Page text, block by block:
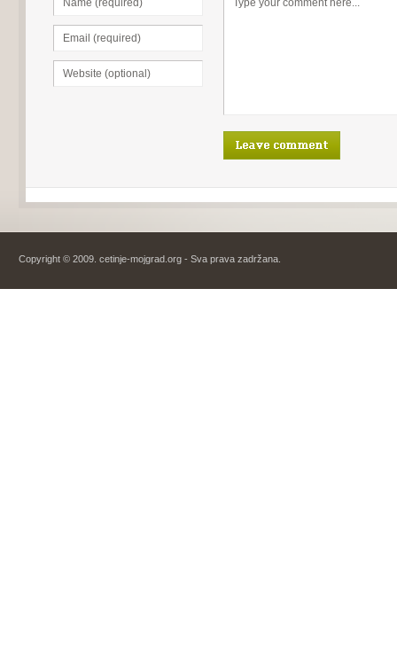
Copyright © 2009. cetinje-mojgrad.org - Sva prava zadržana.